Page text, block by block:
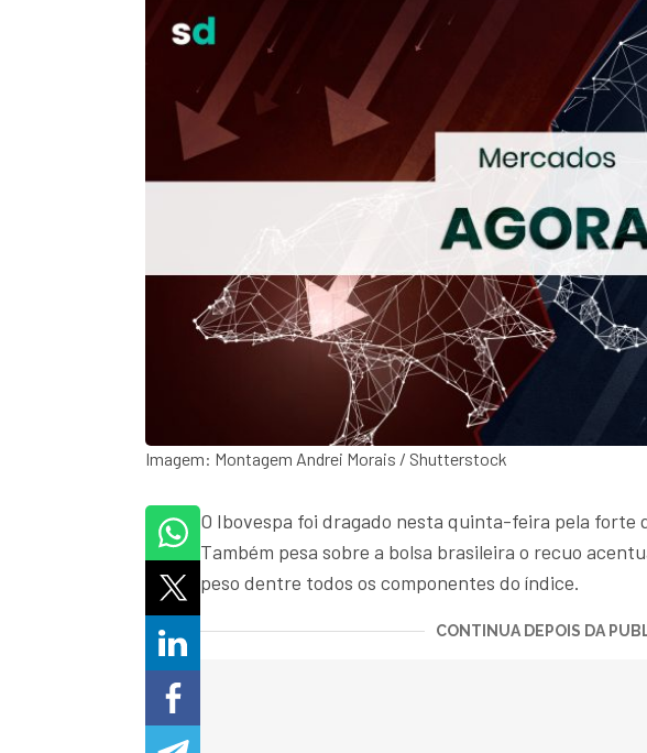
Imagem: Montagem Andrei Morais / Shutterstock
O Ibovespa foi dragado nesta quinta-feira pela forte
Também pesa sobre a bolsa brasileira o recuo
peso dentre todos os componentes do índice.
CONTINUA DEPOIS DA